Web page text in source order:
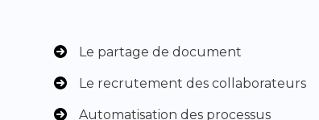
Le partage de document
Le recrutement des collaborateurs
Automatisation des processus